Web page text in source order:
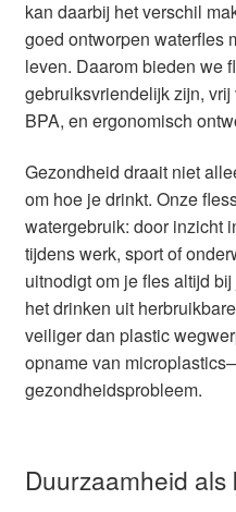
kan daarbij het verschil
goed ontworpen waterfles
leven. Daarom bieden we
gebruiksvriendelijk zijn,
BPA, en ergonomisch
Gezondheid draait niet
om hoe je drinkt. Onze
watergebruik: door inzicht
tijdens werk, sport of
uitnodigt om je fles altijd
het drinken uit
veiliger dan plastic
opname van
gezondheidsprobleem.
Duurzaamheid